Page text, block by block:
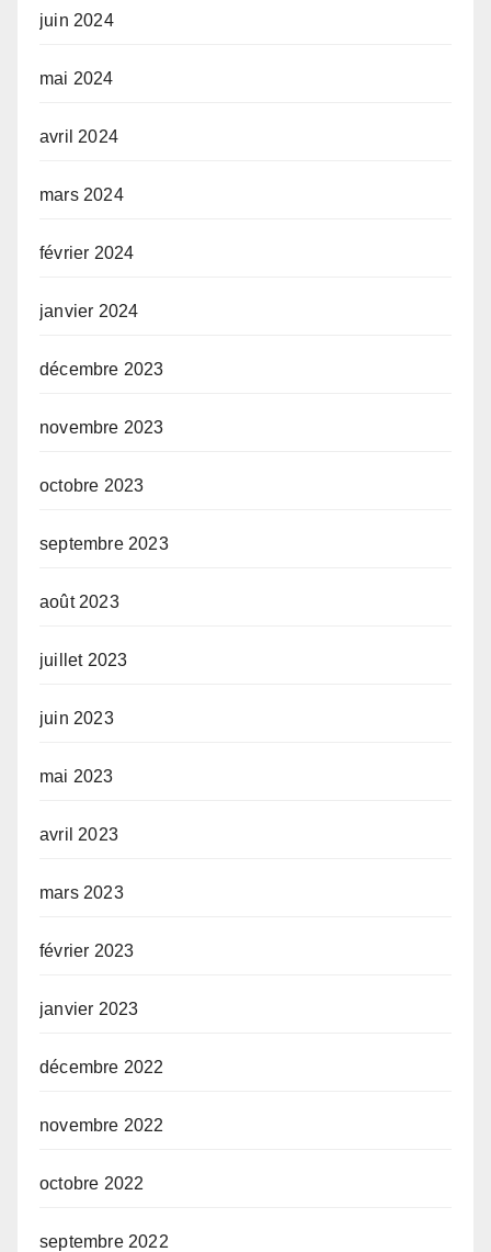
juin 2024
mai 2024
avril 2024
mars 2024
février 2024
janvier 2024
décembre 2023
novembre 2023
octobre 2023
septembre 2023
août 2023
juillet 2023
juin 2023
mai 2023
avril 2023
mars 2023
février 2023
janvier 2023
décembre 2022
novembre 2022
octobre 2022
septembre 2022